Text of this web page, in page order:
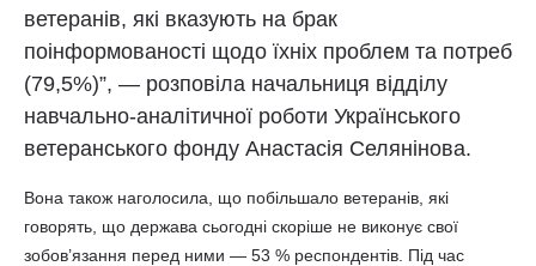
ветеранів, які вказують на брак
поінформованості щодо їхніх проблем та потреб
(79,5%)”, — розповіла начальниця відділу
навчально-аналітичної роботи Українського
ветеранського фонду Анастасія Селянінова.
Вона також наголосила, що побільшало ветеранів, які
говорять, що держава сьогодні скоріше не виконує свої
зобов’язання перед ними — 53 % респондентів. Під час